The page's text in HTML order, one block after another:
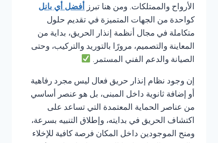
الأرواح والممتلكات. ومن هنا تبرز أفضل أي بانل
كواحدة من الجهات المتميزة في تقديم حلول
متكاملة في مجال أنظمة إنذار الحريق، بداية من
المعاينة والتصميم، مرورًا بالتوريد والتركيب، وحتى
الصيانة والدعم الفني المستمر.
إن وجود نظام إنذار حريق فعال ليس مجرد رفاهية
أو إضافة ثانوية داخل المبنى، بل هو عنصر أساسي
من عناصر الحماية المعتمدة التي تساعد على
اكتشاف الحريق في بدايته، وإطلاق التنبيه بسرعة،
ومنح الموجودين داخل المكان فرصة كافية للإخلاء